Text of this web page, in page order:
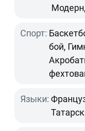
Спорт:
бой,
Языки: